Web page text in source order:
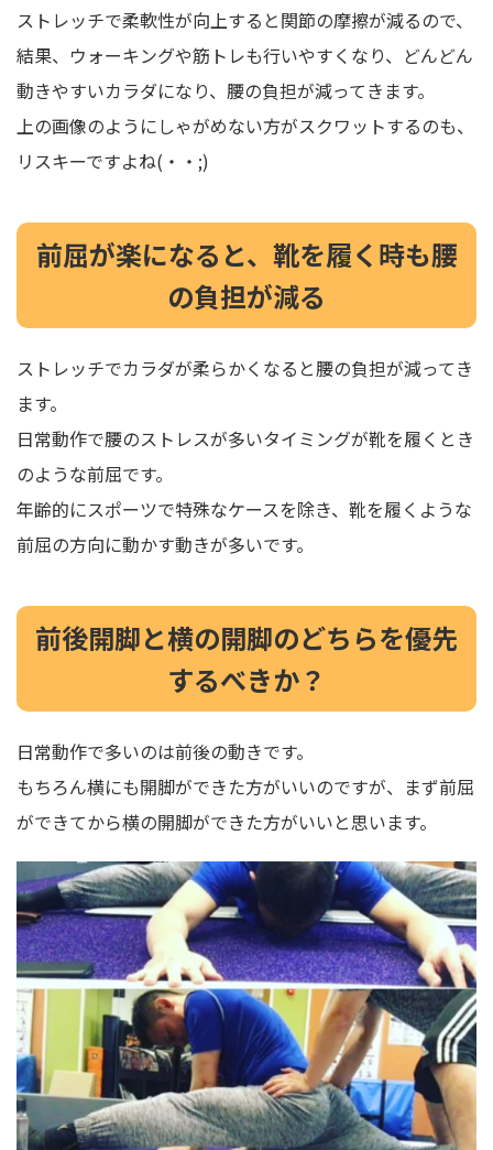
ストレッチで柔軟性が向上すると関節の摩擦が減るので、
結果、ウォーキングや筋トレも行いやすくなり、どんどん
動きやすいカラダになり、腰の負担が減ってきます。
上の画像のようにしゃがめない方がスクワットするのも、
リスキーですよね(・・;)
前屈が楽になると、靴を履く時も腰
の負担が減る
ストレッチでカラダが柔らかくなると腰の負担が減ってき
ます。
日常動作で腰のストレスが多いタイミングが靴を履くとき
のような前屈です。
年齢的にスポーツで特殊なケースを除き、靴を履くような
前屈の方向に動かす動きが多いです。
前後開脚と横の開脚のどちらを優先
するべきか？
日常動作で多いのは前後の動きです。
もちろん横にも開脚ができた方がいいのですが、まず前屈
ができてから横の開脚ができた方がいいと思います。